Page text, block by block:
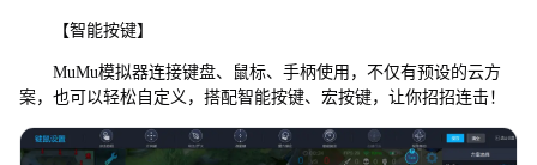
【智能按键】
MuMu模拟器连接键盘、鼠标、手柄使用，不仅有预设的云方
案，也可以轻松自定义，搭配智能按键、宏按键，让你招招连击！